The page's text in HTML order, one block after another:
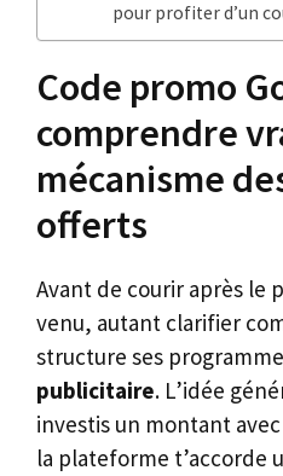
pour profiter d’un
Code promo
comprendre
mécanisme
offerts
Avant de courir après le
venu, autant clarifier
structure ses
publicitaire. L’idée
investis un montant
la plateforme t’accorde